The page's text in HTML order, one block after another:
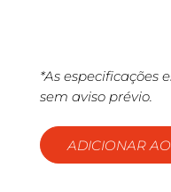
*As especificações
sem aviso prévio.
ADICIONAR